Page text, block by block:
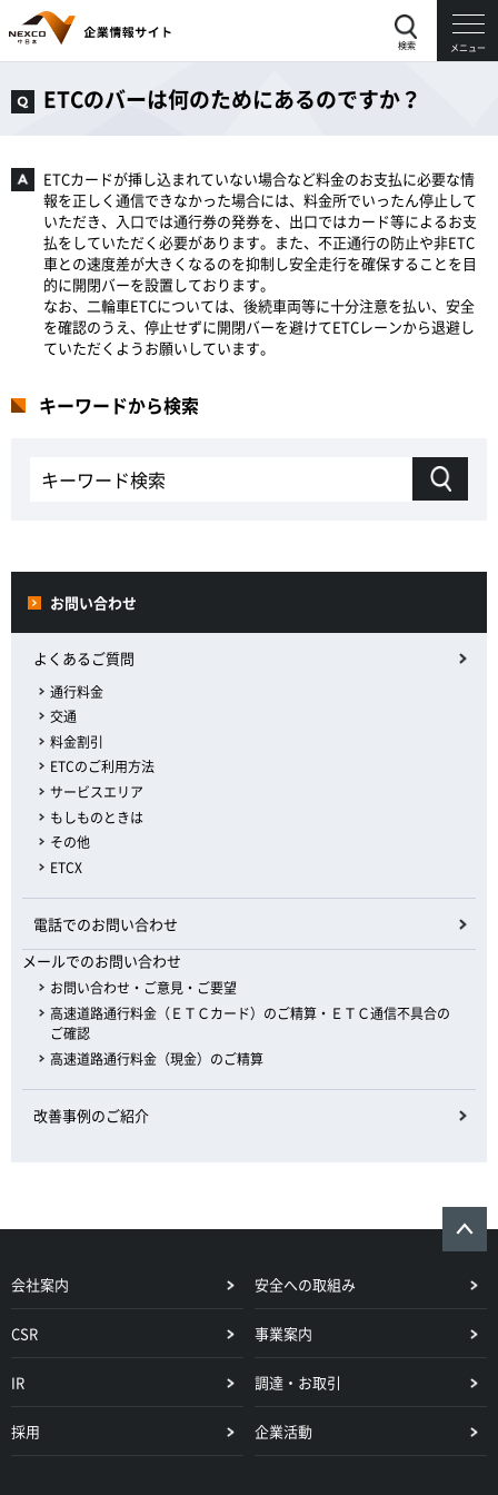
検索 メニュー
ETCのバーは何のためにあるのですか？
ETCカードが挿し込まれていない場合など料金のお支払に必要な情
報を正しく通信できなかった場合には、料金所でいったん停止して
いただき、入口では通行券の発券を、出口ではカード等によるお支
払をしていただく必要があります。また、不正通行の防止や非ETC
車との速度差が大きくなるのを抑制し安全走行を確保することを目
的に開閉バーを設置しております。
なお、二輪車ETCについては、後続車両等に十分注意を払い、安全
を確認のうえ、停止せずに開閉バーを避けてETCレーンから退避し
ていただくようお願いしています。
キーワードから検索
お問い合わせ
よくあるご質問
通行料金
交通
料金割引
ETCのご利用方法
サービスエリア
もしものときは
その他
ETCX
電話でのお問い合わせ
メールでのお問い合わせ
お問い合わせ・ご意見・ご要望
高速道路通行料金（ＥＴＣカード）のご精算・ＥＴＣ通信不具合の
ご確認
高速道路通行料金（現金）のご精算
改善事例のご紹介
会社案内 安全への取組み
CSR 事業案内
IR 調達・お取引
採用 企業活動